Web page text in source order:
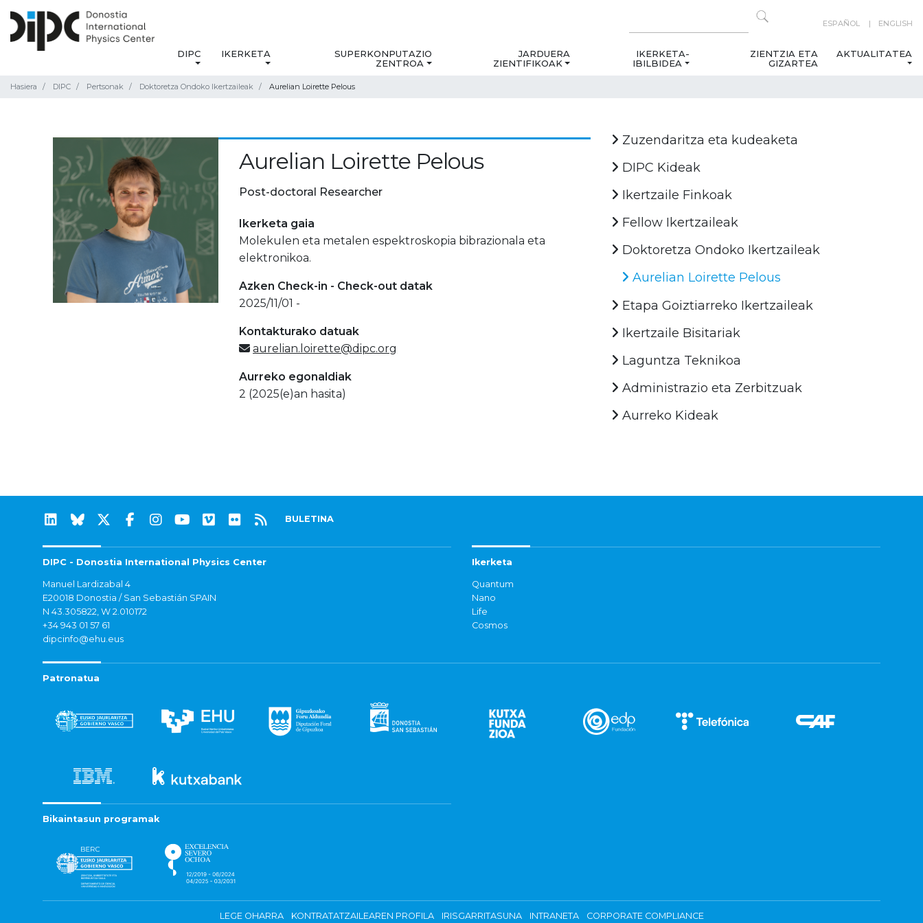
ESPAÑOL ENGLISH
DIPC IKERKETA
SUPERKONPUTAZIO
ZENTROA
JARDUERA
ZIENTIFIKOAK
IKERKETA-
IBILBIDEA
ZIENTZIA ETA
GIZARTEA
AKTUALITATEA
Hasiera DIPC Pertsonak Doktoretza Ondoko Ikertzaileak Aurelian Loirette Pelous
Aurelian Loirette Pelous
Post-doctoral Researcher
Ikerketa gaia
Molekulen eta metalen espektroskopia bibrazionala eta
elektronikoa.
Azken Check-in - Check-out datak
2025/11/01 -
Kontakturako datuak
aurelian.loirette@dipc.org
Aurreko egonaldiak
2 (2025(e)an hasita)
Zuzendaritza eta kudeaketa
DIPC Kideak
Ikertzaile Finkoak
Fellow Ikertzaileak
Doktoretza Ondoko Ikertzaileak
Aurelian Loirette Pelous
Etapa Goiztiarreko Ikertzaileak
Ikertzaile Bisitariak
Laguntza Teknikoa
Administrazio eta Zerbitzuak
Aurreko Kideak
BULETINA
DIPC - Donostia International Physics Center
Manuel Lardizabal 4
E20018 Donostia / San Sebastián SPAIN
N 43.305822, W 2.010172
+34 943 01 57 61
dipcinfo@ehu.eus
Ikerketa
Quantum
Nano
Life
Cosmos
Patronatua
Bikaintasun programak
LEGE OHARRA KONTRATATZAILEAREN PROFILA IRISGARRITASUNA INTRANETA CORPORATE COMPLIANCE